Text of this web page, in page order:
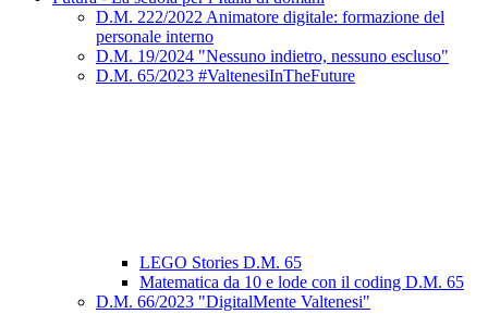
D.M. 222/2022 Animatore digitale: formazione del
personale interno
D.M. 19/2024 "Nessuno indietro, nessuno escluso"
D.M. 65/2023 #ValtenesiInTheFuture
LEGO Stories D.M. 65
Matematica da 10 e lode con il coding D.M. 65
D.M. 66/2023 "DigitalMente Valtenesi"